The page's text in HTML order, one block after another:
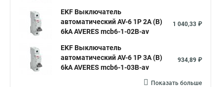
EKF Выключатель
автоматический AV-6 1P 2A (B)
6kA AVERES mcb6-1-02B-av
1 040,33 ₽
EKF Выключатель
автоматический AV-6 1P 3A (B)
6kA AVERES mcb6-1-03B-av
934,89 ₽
Показать больше